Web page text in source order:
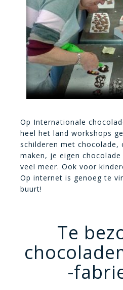
Op Internationale
heel het land workshops
schilderen met
maken, je eigen
veel meer. Ook voor
Op internet is genoeg te
buurt!
Te
-